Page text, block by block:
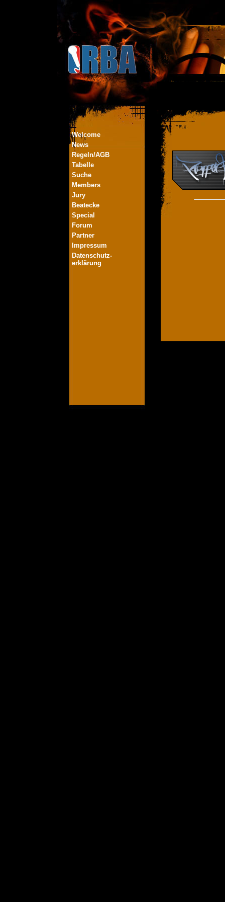
Welcome
News
Regeln/AGB
Tabelle
Suche
Members
Jury
Beatecke
Special
Forum
Partner
Impressum
Datenschutz-
erklärung